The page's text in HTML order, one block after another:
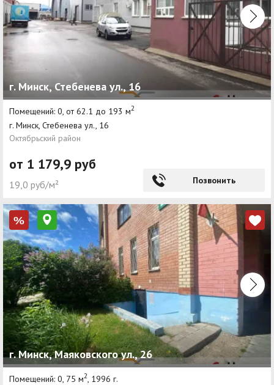
г. Минск, Стебенева ул., 16
Помещений: 0, от 62.1 до 193 м2
г. Минск, Стебенева ул., 16
Октябрьский район
от 1 179,9 руб
19,0 руб/м² Позвонить
%
г. Минск, Маяковского ул., 26
Помещений: 0, 75 м2, 1996 г.